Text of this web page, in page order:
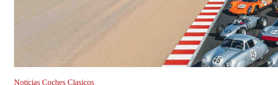
Noticias Coches Clasicos